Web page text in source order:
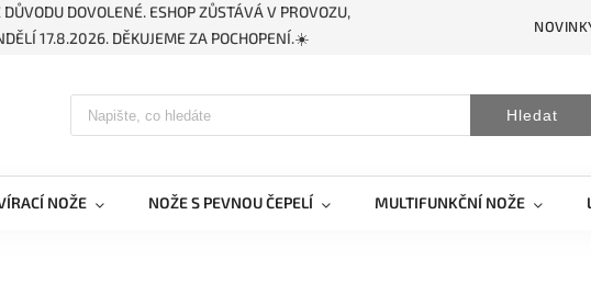
DOVOLENÉ. ESHOP ZŮSTÁVÁ V PROVOZU,
17.8.2026. DĚKUJEME ZA POCHOPENÍ.☀️
Hledat
NOŽE NOŽE S PEVNOU ČEPELÍ MULTIFUNKČNÍ NOŽE